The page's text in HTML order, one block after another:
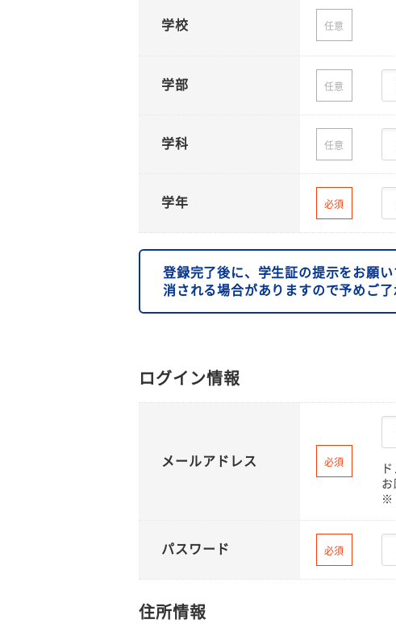
学校 任意
学部 任意
学科 任意
学年 必須
登録完了後に、学生証の提示をお願
消される場合がありますので予めご了
ログイン情報
メールアドレス 必須
お
※
パスワード 必須
住所情報